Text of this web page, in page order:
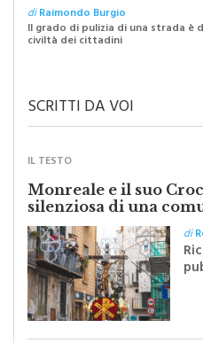
Il grado di pulizia di una strada è
civiltà dei cittadini
Monreale e il suo
silenziosa di una
di